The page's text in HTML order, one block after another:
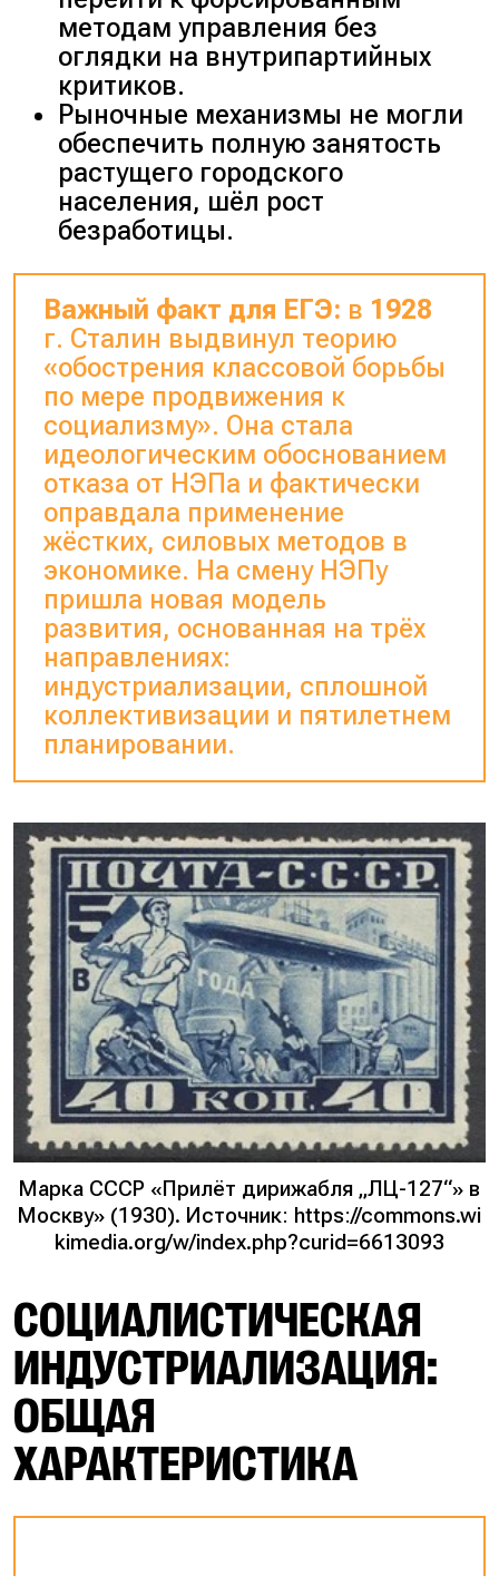
методам управления без
оглядки на внутрипартийных
критиков.
Рыночные механизмы не могли
обеспечить полную занятость
растущего городского
населения, шёл рост
безработицы.
Важный факт для ЕГЭ: в 1928
г. Сталин выдвинул теорию
«обострения классовой борьбы
по мере продвижения к
социализму». Она стала
идеологическим обоснованием
отказа от НЭПа и фактически
оправдала применение
жёстких, силовых методов в
экономике. На смену НЭПу
пришла новая модель
развития, основанная на трёх
направлениях:
индустриализации, сплошной
коллективизации и пятилетнем
планировании.
Марка СССР «Прилёт дирижабля „ЛЦ-127“» в
Москву» (1930). Источник: https://commons.wi
kimedia.org/w/index.php?curid=6613093
СОЦИАЛИСТИЧЕСКАЯ
ИНДУСТРИАЛИЗАЦИЯ:
ОБЩАЯ
ХАРАКТЕРИСТИКА